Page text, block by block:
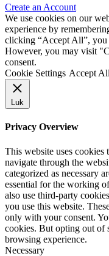
Create an Account
We use cookies on our
experience by
clicking “Accept All”, you
However, you may visit
consent.
Cookie Settings Accept All
Luk
Privacy Overview
This website uses
navigate through the
categorized as necessary
essential for the working
also use third-party
you use this website.
only with your consent.
cookies. But opting out of
browsing experience.
Necessary